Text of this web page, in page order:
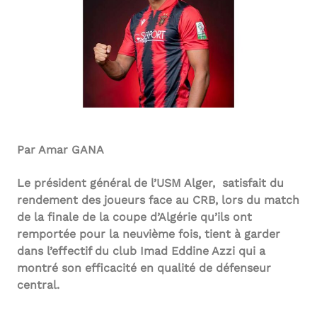
Par Amar GANA
Le président général de l’USM Alger, satisfait du
rendement des joueurs face au CRB, lors du match
de la finale de la coupe d’Algérie qu’ils ont
remportée pour la neuvième fois, tient à garder
dans l’effectif du club Imad Eddine Azzi qui a
montré son efficacité en qualité de défenseur
central.